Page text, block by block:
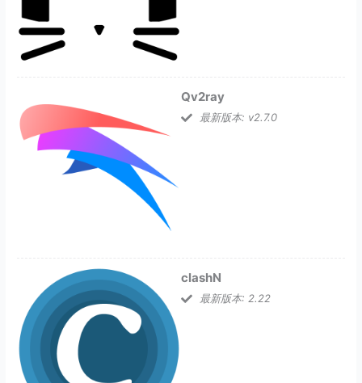
Qv2ray
最新版本: v2.7.0
clashN
最新版本: 2.22